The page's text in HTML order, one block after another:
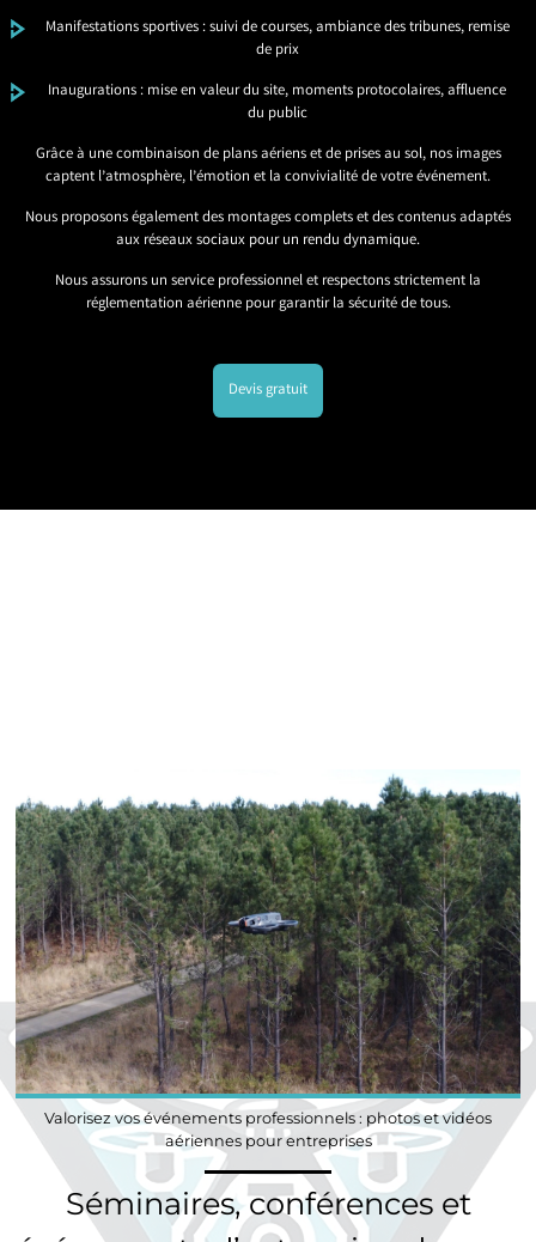
Manifestations sportives : suivi de courses, ambiance des tribunes, remise
de prix
Inaugurations : mise en valeur du site, moments protocolaires, affluence
du public
Grâce à une combinaison de plans aériens et de prises au sol, nos images
captent l’atmosphère, l’émotion et la convivialité de votre événement.
Nous proposons également des montages complets et des contenus adaptés
aux réseaux sociaux pour un rendu dynamique.
Nous assurons un service professionnel et respectons strictement la
réglementation aérienne pour garantir la sécurité de tous.
Devis gratuit
Valorisez vos événements professionnels : photos et vidéos
aériennes pour entreprises
Séminaires, conférences et